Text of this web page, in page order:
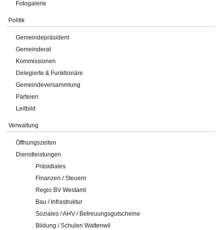
Fotogalerie
Politik
Gemeindepräsident
Gemeinderat
Kommissionen
Delegierte & Funktionäre
Gemeindeversammlung
Parteien
Leitbild
Verwaltung
Öffnungszeiten
Dienstleistungen
Präsidiales
Finanzen / Steuern
Regio BV Westamt
Bau / Infrastruktur
Soziales / AHV / Betreuungsgutscheine
Bildung / Schulen Wattenwil